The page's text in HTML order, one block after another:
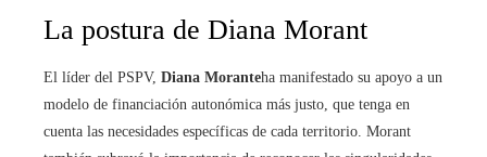
La postura de Diana Morant
El líder del PSPV, Diana Moranteha manifestado su apoyo a un
modelo de financiación autonómica más justo, que tenga en
cuenta las necesidades específicas de cada territorio. Morant